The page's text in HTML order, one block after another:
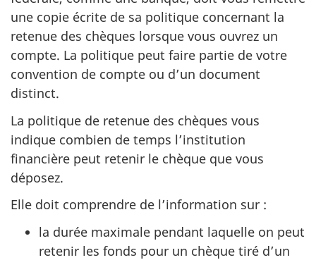
une copie écrite de sa politique concernant la
retenue des chèques lorsque vous ouvrez un
compte. La politique peut faire partie de votre
convention de compte ou d’un document
distinct.
La politique de retenue des chèques vous
indique combien de temps l’institution
financière peut retenir le chèque que vous
déposez.
Elle doit comprendre de l’information sur :
la durée maximale pendant laquelle on peut
retenir les fonds pour un chèque tiré d’un